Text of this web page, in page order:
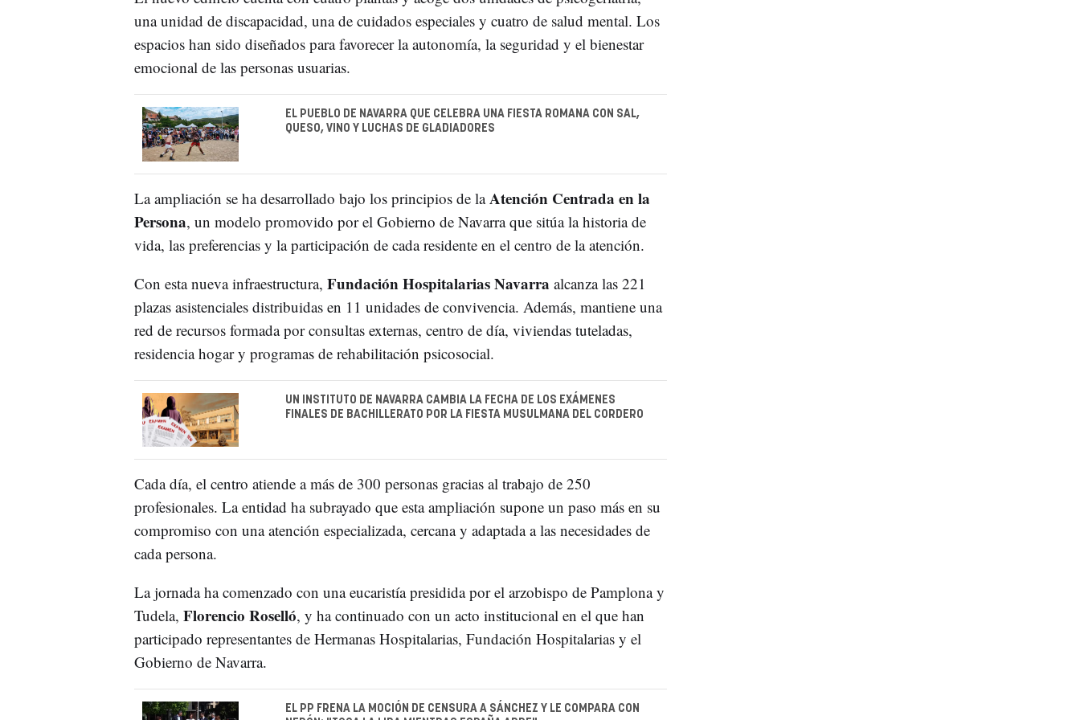
una unidad de discapacidad, una de cuidados especiales y cuatro de salud mental. Los
espacios han sido diseñados para favorecer la autonomía, la seguridad y el bienestar
emocional de las personas usuarias.
EL PUEBLO DE NAVARRA QUE CELEBRA UNA FIESTA ROMANA CON SAL,
QUESO, VINO Y LUCHAS DE GLADIADORES
La ampliación se ha desarrollado bajo los principios de laAtención Centrada en la
Persona, un modelo promovido por el Gobierno de Navarra que sitúa la historia de
vida, las preferencias y la participación de cada residente en el centro de la atención.
Con esta nueva infraestructura, Fundación Hospitalarias Navarra alcanza las 221
plazas asistenciales distribuidas en 11 unidades de convivencia. Además, mantiene una
red de recursos formada por consultas externas, centro de día, viviendas tuteladas,
residencia hogar y programas de rehabilitación psicosocial.
UN INSTITUTO DE NAVARRA CAMBIA LA FECHA DE LOS EXÁMENES
FINALES DE BACHILLERATO POR LA FIESTA MUSULMANA DEL CORDERO
Cada día, el centro atiende a más de 300 personas gracias al trabajo de 250
profesionales. La entidad ha subrayado que esta ampliación supone un paso más en su
compromiso con una atención especializada, cercana y adaptada a las necesidades de
cada persona.
La jornada ha comenzado con una eucaristía presidida por el arzobispo de Pamplona y
Tudela, Florencio Roselló, y ha continuado con un acto institucional en el que han
participado representantes de Hermanas Hospitalarias, Fundación Hospitalarias y el
Gobierno de Navarra.
EL PP FRENA LA MOCIÓN DE CENSURA A SÁNCHEZ Y LE COMPARA CON